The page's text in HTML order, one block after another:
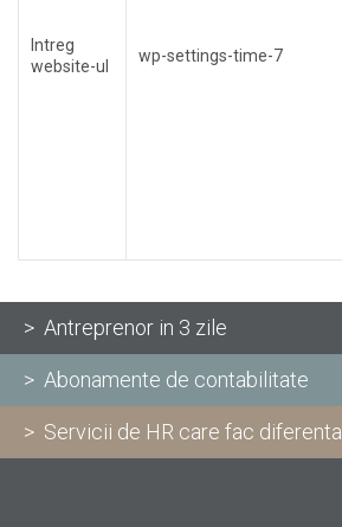
Intreg
website-ul
wp-settings-time-7
> Antreprenor in 3 zile
> Abonamente de contabilitate
> Servicii de HR care fac diferenta